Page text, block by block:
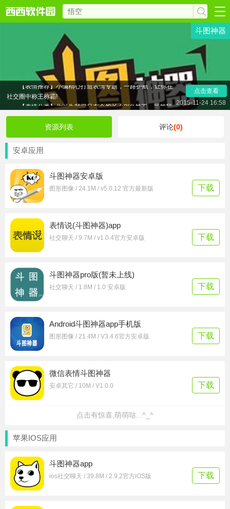
斗图神器
斗图神器下载2018特色：
【斗图功能】史上逼格最高、最挑衅、最无下限的社交方
式，是(rang)谁(ni)最后无图以对?
【表情推荐】小编精心打造表情专题，一路护航，让你在
社交圈中称王称霸!
【表情分类】你以为我们只有金馆长么?!当然不，虽然我
们专注金馆长20年,但是，这里不只有金馆长!还有金三胖、姚
明、雪姨、神烦狗等等~你可曾见过如此海量高逼格的表情?
【超赞功能】用过的表情何处找?我的功能版块里会默默保
存每个你抚(shi)摸(yong)过的表情，更有一键收藏功能!
点击查看
2015-11-24 16:58
资源列表 评论(0)
安卓应用
斗图神器安卓版
图形图像 / 24.1M / v5.0.12 官方最新版 下载
表情说(斗图神器)app
社交聊天 / 9.7M / v1.0.4官方安卓版 下载
斗图神器pro版(暂未上线)
社交聊天 / 1.8M / 1.0 安卓版 下载
Android斗图神器app手机版
图形图像 / 21.4M / V3.4.6官方安卓版 下载
微信表情斗图神器
安卓其它 / 10M / V1.0.0 下载
点击有惊喜,萌萌哒...^_^
苹果IOS应用
斗图神器app
ios社交聊天 / 39.8M / 2.9.2官方iOS版 下载